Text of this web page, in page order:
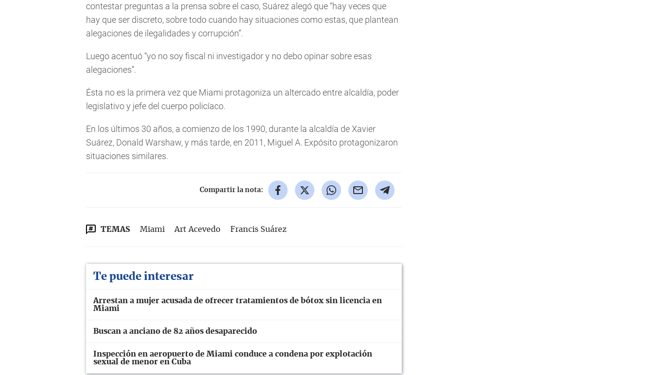
contestar preguntas a la prensa sobre el caso, Suárez alegó que “hay veces que
hay que ser discreto, sobre todo cuando hay situaciones como estas, que plantean
alegaciones de ilegalidades y corrupción”.
Luego acentuó “yo no soy fiscal ni investigador y no debo opinar sobre esas
alegaciones”.
Ésta no es la primera vez que Miami protagoniza un altercado entre alcaldía, poder
legislativo y jefe del cuerpo policíaco.
En los últimos 30 años, a comienzo de los 1990, durante la alcaldía de Xavier
Suárez, Donald Warshaw, y más tarde, en 2011, Miguel A. Expósito protagonizaron
situaciones similares.
Compartir la nota:
TEMAS Miami Art Acevedo Francis Suárez
Te puede interesar
Arrestan a mujer acusada de ofrecer tratamientos de bótox sin licencia en
Miami
Buscan a anciano de 82 años desaparecido
Inspección en aeropuerto de Miami conduce a condena por explotación
sexual de menor en Cuba